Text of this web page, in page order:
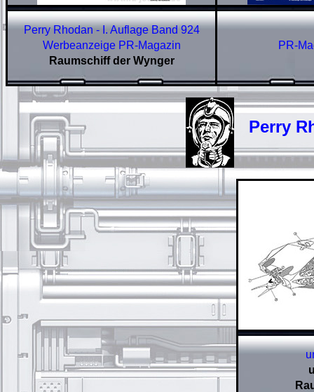
Perry Rhodan - I. Auflage Band 924
Werbeanzeige PR-Magazin
Raumschiff der Wynger
PR-
Perry